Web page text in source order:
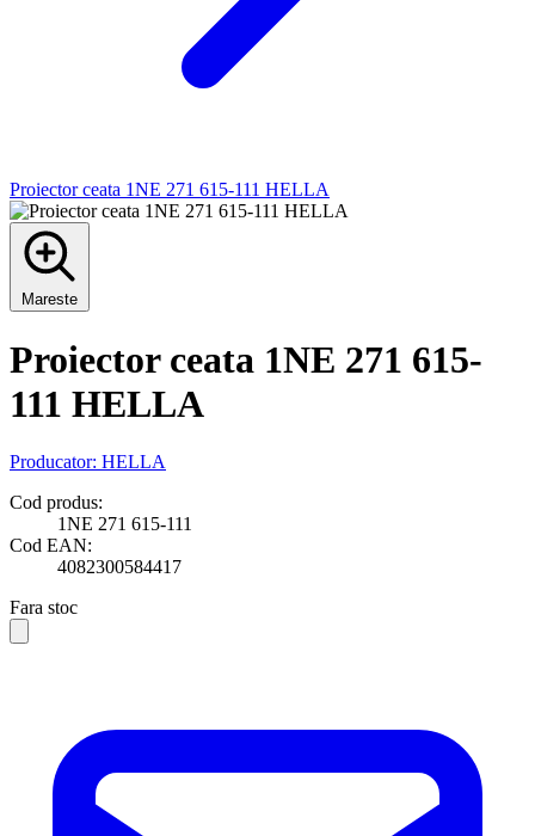
Proiector ceata 1NE 271 615-111 HELLA
Mareste
Proiector ceata 1NE 271 615-
111 HELLA
Producator: HELLA
Cod produs:
1NE 271 615-111
Cod EAN:
4082300584417
Fara stoc